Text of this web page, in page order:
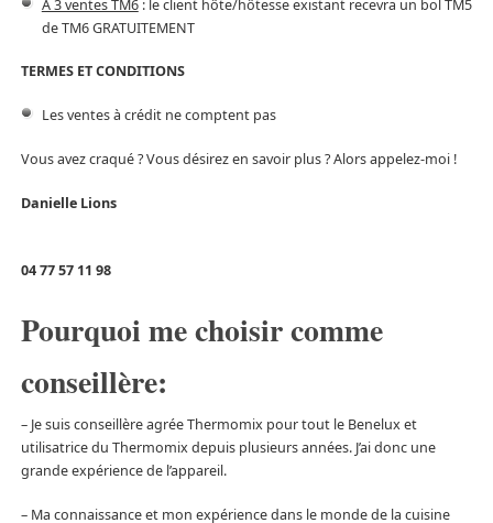
A 3 ventes TM6: le client hôte/hôtesse existant recevra un bol TM5
de TM6 GRATUITEMENT
TERMES ET CONDITIONS
Les ventes à crédit ne comptent pas
Vous avez craqué ? Vous désirez en savoir plus ? Alors appelez-moi !
Danielle Lions
04 77 57 11 98
Pourquoi me choisir comme
conseillère:
– Je suis conseillère agrée Thermomix pour tout le Benelux et
utilisatrice du Thermomix depuis plusieurs années. J’ai donc une
grande expérience de l’appareil.
– Ma connaissance et mon expérience dans le monde de la cuisine